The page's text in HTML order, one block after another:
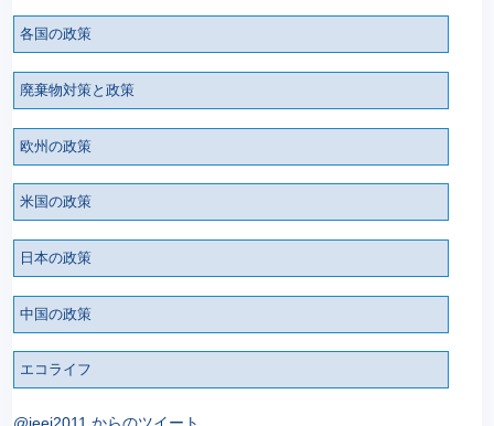
各国の政策
廃棄物対策と政策
欧州の政策
米国の政策
日本の政策
中国の政策
エコライフ